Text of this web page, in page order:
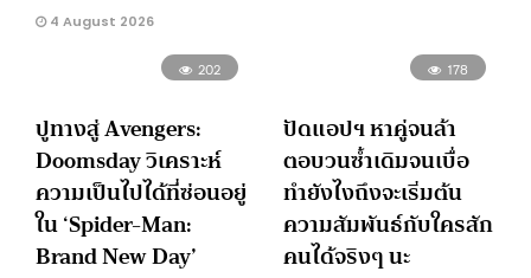
4 August 2026
202
ปูทางสู่ Avengers:
Doomsday วิเคราะห์
ความเป็นไปได้ที่ซ่อนอยู่
ใน ‘Spider-Man:
Brand New Day’
178
ปัดแอปฯ หาคู่จนล้า
ตอบวนซ้ำเดิมจนเบื่อ
ทำยังไงถึงจะเริ่มต้น
ความสัมพันธ์กับใครสัก
คนได้จริงๆ นะ